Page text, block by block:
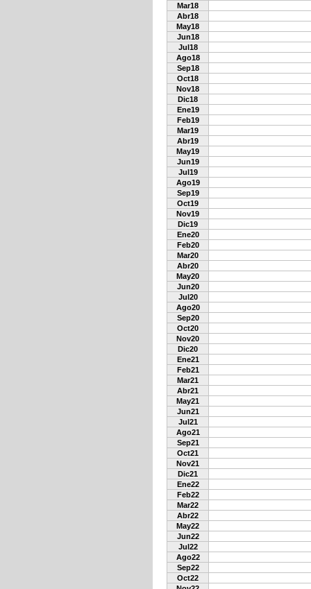
Mar18
Abr18
May18
Jun18
Jul18
Ago18
Sep18
Oct18
Nov18
Dic18
Ene19
Feb19
Mar19
Abr19
May19
Jun19
Jul19
Ago19
Sep19
Oct19
Nov19
Dic19
Ene20
Feb20
Mar20
Abr20
May20
Jun20
Jul20
Ago20
Sep20
Oct20
Nov20
Dic20
Ene21
Feb21
Mar21
Abr21
May21
Jun21
Jul21
Ago21
Sep21
Oct21
Nov21
Dic21
Ene22
Feb22
Mar22
Abr22
May22
Jun22
Jul22
Ago22
Sep22
Oct22